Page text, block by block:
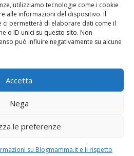
utilizziamo tecnologie come i cookie
alle informazioni del dispositivo. Il
ci permetterà di elaborare dati come il
o ID unici su questo sito. Non
può influire negativamente su alcune
Accetta
Nega
le preferenze
su Blogmamma.it e il rispetto
SOS Pediatra
Le settimane di